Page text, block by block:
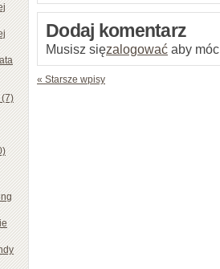
Dodaj komentarz
Musisz sięzalogować aby
« Starsze wpisy